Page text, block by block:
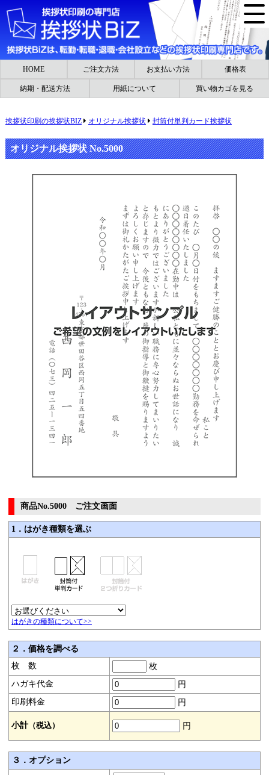
HOME ご注文方法 お支払い方法 価格表
納期・配送方法 用紙について 買い物カゴを見る
挨拶状印刷の挨拶状BIZ オリジナル挨拶状 封筒付単判カード挨拶状
オリジナル挨拶状 No.5000
商品No.5000 ご注文画面
1．はがき種類を選ぶ
はがきの種類について>>
２．価格を調べる
枚 数
枚
ハガキ代金
円
印刷料金
円
小計（税込） 円
３．オプション